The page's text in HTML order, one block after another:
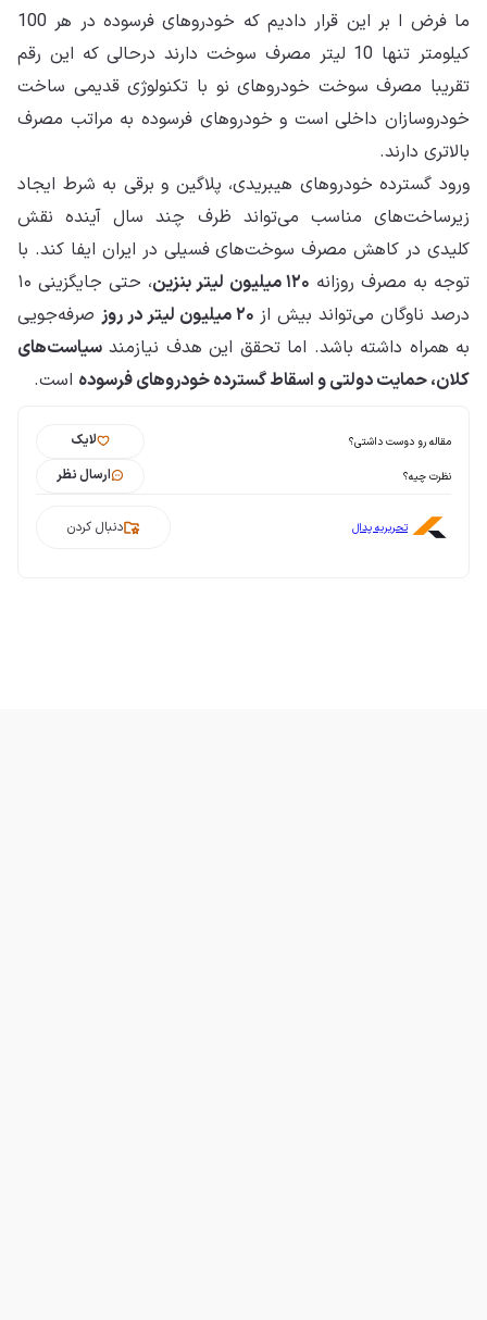
ما فرض ا بر این قرار دادیم که خودروهای فرسوده در هر 100
کیلومتر تنها 10 لیتر مصرف سوخت دارند درحالی که این رقم
تقریبا مصرف سوخت خودروهای نو با تکنولوژی قدیمی ساخت
خودروسازان داخلی است و خودروهای فرسوده به مراتب مصرف
بالاتری دارند.
ورود گسترده خودروهای هیبریدی، پلاگین و برقی به شرط ایجاد
زیرساخت‌های مناسب می‌تواند ظرف چند سال آینده نقش
کلیدی در کاهش مصرف سوخت‌های فسیلی در ایران ایفا کند. با
توجه به مصرف روزانه ۱۲۰ میلیون لیتر بنزین
، حتی جایگزینی ۱۰
درصد ناوگان می‌تواند بیش از ۲۰ میلیون لیتر در روز
صرفه‌جویی
به همراه داشته باشد. اما تحقق این هدف نیازمند سیاست‌های
کلان، حمایت دولتی و اسقاط گسترده خودروهای فرسوده است.
مقاله رو دوست داشتی؟ لایک
نظرت چیه؟ ارسال نظر
تحریریه پدال دنبال کردن